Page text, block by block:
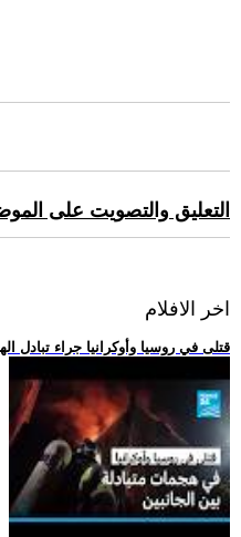
التعليق والتصويت على
اخر الافلام
.. قتلى في روسيا وأوكرانيا جراء تبادل